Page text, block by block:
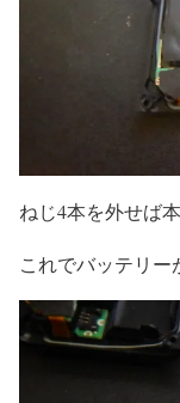
ねじ4本を外せば
これでバッテリー